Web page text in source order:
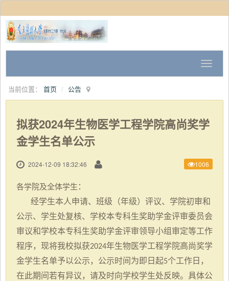
当前位置： 首页 公告
拟获2024年生物医学工程学院高尚奖学
金学生名单公示
2024-12-09 18:32:46 1006
各学院及全体学生 ：
经学生本人申请、班级（年级）评议、学院初审和
公示、学生处复核、学校本专科生奖助学金评审委员会
审议和学校本专科生奖助学金评审领导小组审定等工作
程序，现将我校拟获2024年生物医学工程学院高尚奖学
金学生名单予以公示，公示时间为即日起5个工作日，
在此期间若有异议，请及时向学校学生处反映。具体公